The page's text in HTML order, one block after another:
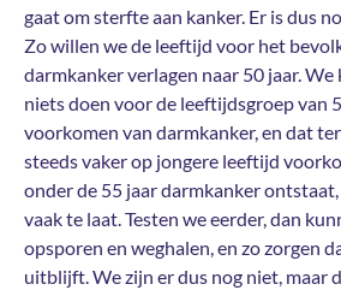
gaat om sterfte aan kanker. Er is dus
Zo willen we de leeftijd voor het
darmkanker verlagen naar 50 jaar.
niets doen voor de leeftijdsgroep van
voorkomen van darmkanker, en dat
steeds vaker op jongere leeftijd
onder de 55 jaar darmkanker
vaak te laat. Testen we eerder, dan
opsporen en weghalen, en zo zorgen
uitblijft. We zijn er dus nog niet, maar